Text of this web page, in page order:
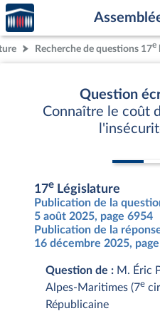
Aller au contenu
Aller en bas de la page
Accèder
à la
page
d'accueilRecherche de questions 17e
Question
Connaître le coût
17e Législature
Publication de la
5 août 2025, page 6954
Publication de la
16 décembre 2025,
Question de : M. Éric
Alpes-Maritimes (7e
Républicaine